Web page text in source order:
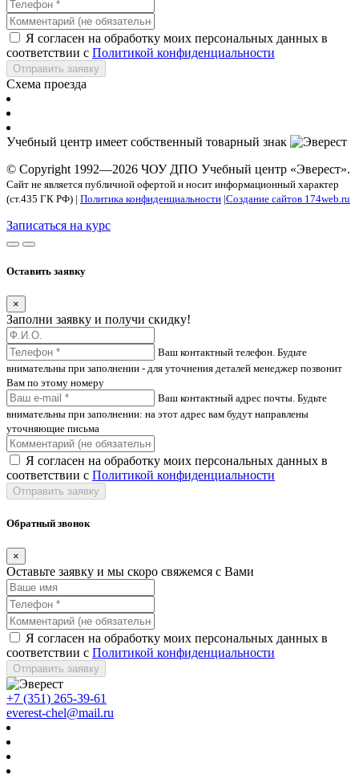
Я согласен на обработку моих персональных данных в
соответствии с Политикой конфиденциальности
Отправить заявку
Схема проезда
Учебный центр имеет собственный товарный знак
© Copyright 1992—2026 ЧОУ ДПО Учебный центр «Эверест».
Сайт не является публичной офертой и носит информационный характер
(ст.435 ГК РФ) | Политика конфиденциальности |Создание сайтов 174web.ru
Записаться на курс
Оставить заявку
×
Заполни заявку и получи скидку!
Ваш контактный телефон. Будьте
внимательны при заполнении - для уточнения деталей менеджер позвонит
Вам по этому номеру
Ваш контактный адрес почты. Будьте
внимательны при заполнении: на этот адрес вам будут направлены
уточняющие письма
Я согласен на обработку моих персональных данных в
соответствии с Политикой конфиденциальности
Отправить заявку
Обратный звонок
×
Оставьте заявку и мы скоро свяжемся с Вами
Я согласен на обработку моих персональных данных в
соответствии с Политикой конфиденциальности
Отправить заявку
+7 (351) 265-39-61
everest-chel@mail.ru